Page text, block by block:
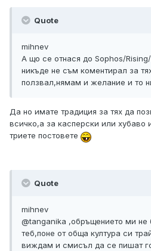
Quote
mihnev
А що се отнася до Sophos/
никъде не съм коментирал за
ползвал,нямам и желание и то
Да но имате традиция за тях да
всичко,а за касперски или
триете постовете
Quote
mihnev
@tanganika ,обръщението ми
теб,поне от обща култура си
виждам и смисъл да се пишат